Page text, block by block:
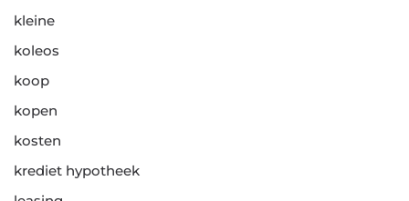
kleine
koleos
koop
kopen
kosten
krediet hypotheek